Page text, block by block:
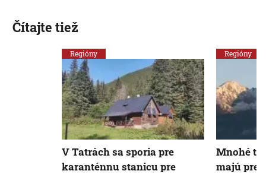
Čítajte tiež
Regióny
V Tatrách sa sporia pre
karanténnu stanicu pre
Regióny
Mnohé
majú pre